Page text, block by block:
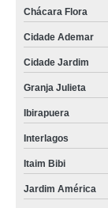
Chácara Flora
Cidade Ademar
Cidade Jardim
Granja Julieta
Ibirapuera
Interlagos
Itaim Bibi
Jardim América